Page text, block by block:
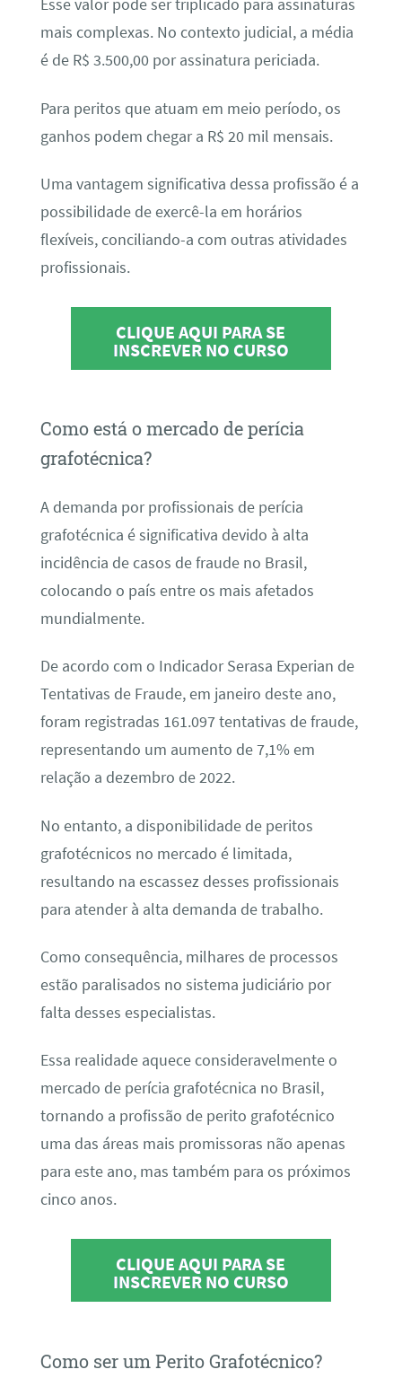
Esse valor pode ser triplicado para assinaturas
mais complexas. No contexto judicial, a média
é de R$ 3.500,00 por assinatura periciada.
Para peritos que atuam em meio período, os
ganhos podem chegar a R$ 20 mil mensais.
Uma vantagem significativa dessa profissão é a
possibilidade de exercê-la em horários
flexíveis, conciliando-a com outras atividades
profissionais.
CLIQUE AQUI PARA SE
INSCREVER NO CURSO
Como está o mercado de perícia
grafotécnica?
A demanda por profissionais de perícia
grafotécnica é significativa devido à alta
incidência de casos de fraude no Brasil,
colocando o país entre os mais afetados
mundialmente.
De acordo com o Indicador Serasa Experian de
Tentativas de Fraude, em janeiro deste ano,
foram registradas 161.097 tentativas de fraude,
representando um aumento de 7,1% em
relação a dezembro de 2022.
No entanto, a disponibilidade de peritos
grafotécnicos no mercado é limitada,
resultando na escassez desses profissionais
para atender à alta demanda de trabalho.
Como consequência, milhares de processos
estão paralisados no sistema judiciário por
falta desses especialistas.
Essa realidade aquece consideravelmente o
mercado de perícia grafotécnica no Brasil,
tornando a profissão de perito grafotécnico
uma das áreas mais promissoras não apenas
para este ano, mas também para os próximos
cinco anos.
CLIQUE AQUI PARA SE
INSCREVER NO CURSO
Como ser um Perito Grafotécnico?